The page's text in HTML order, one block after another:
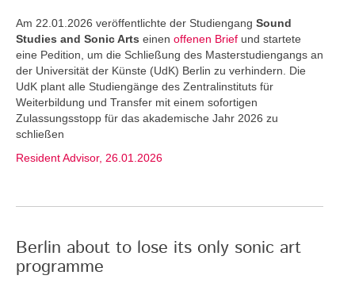
Am 22.01.2026 veröffentlichte der Studiengang Sound
Studies and Sonic Arts einen offenen Brief und startete
eine Pedition, um die Schließung des Masterstudiengangs an
der Universität der Künste (UdK) Berlin zu verhindern. Die
UdK plant alle Studiengänge des Zentralinstituts für
Weiterbildung und Transfer mit einem sofortigen
Zulassungsstopp für das akademische Jahr 2026 zu
schließen
Resident Advisor, 26.01.2026
Berlin about to lose its only sonic art
programme